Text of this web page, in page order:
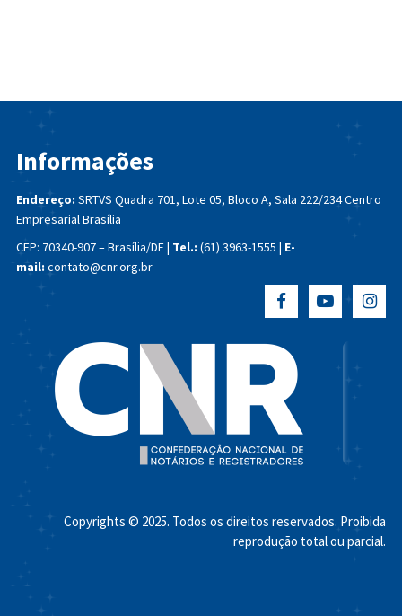
Informações
Endereço: SRTVS Quadra 701, Lote 05, Bloco A, Sala 222/234Centro
Empresarial Brasília
CEP: 70340-907 – Brasília/DF | Tel.: (61) 3963-1555 | E-
mail: contato@cnr.org.br
Copyrights © 2025. Todos os direitos reservados. Proibida
reprodução total ou parcial.